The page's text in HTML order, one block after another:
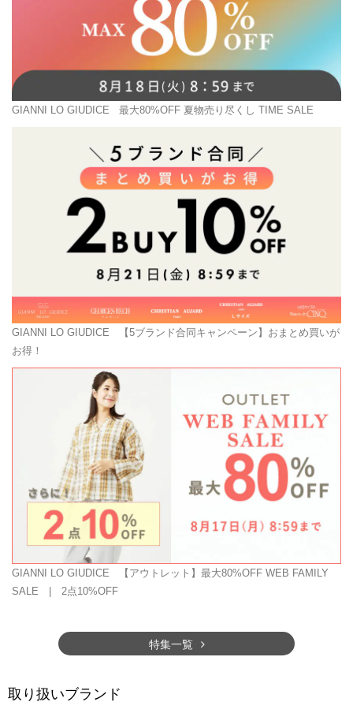
GIANNI LO GIUDICE 最大80%OFF 夏物売り尽くし TIME SALE
GIANNI LO GIUDICE 【5ブランド合同キャンペーン】おまとめ買いが
お得！
GIANNI LO GIUDICE 【アウトレット】最大80%OFF WEB FAMILY
SALE | 2点10%OFF
特集一覧
取り扱いブランド